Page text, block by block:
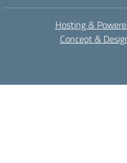
Hosting &
Concept &